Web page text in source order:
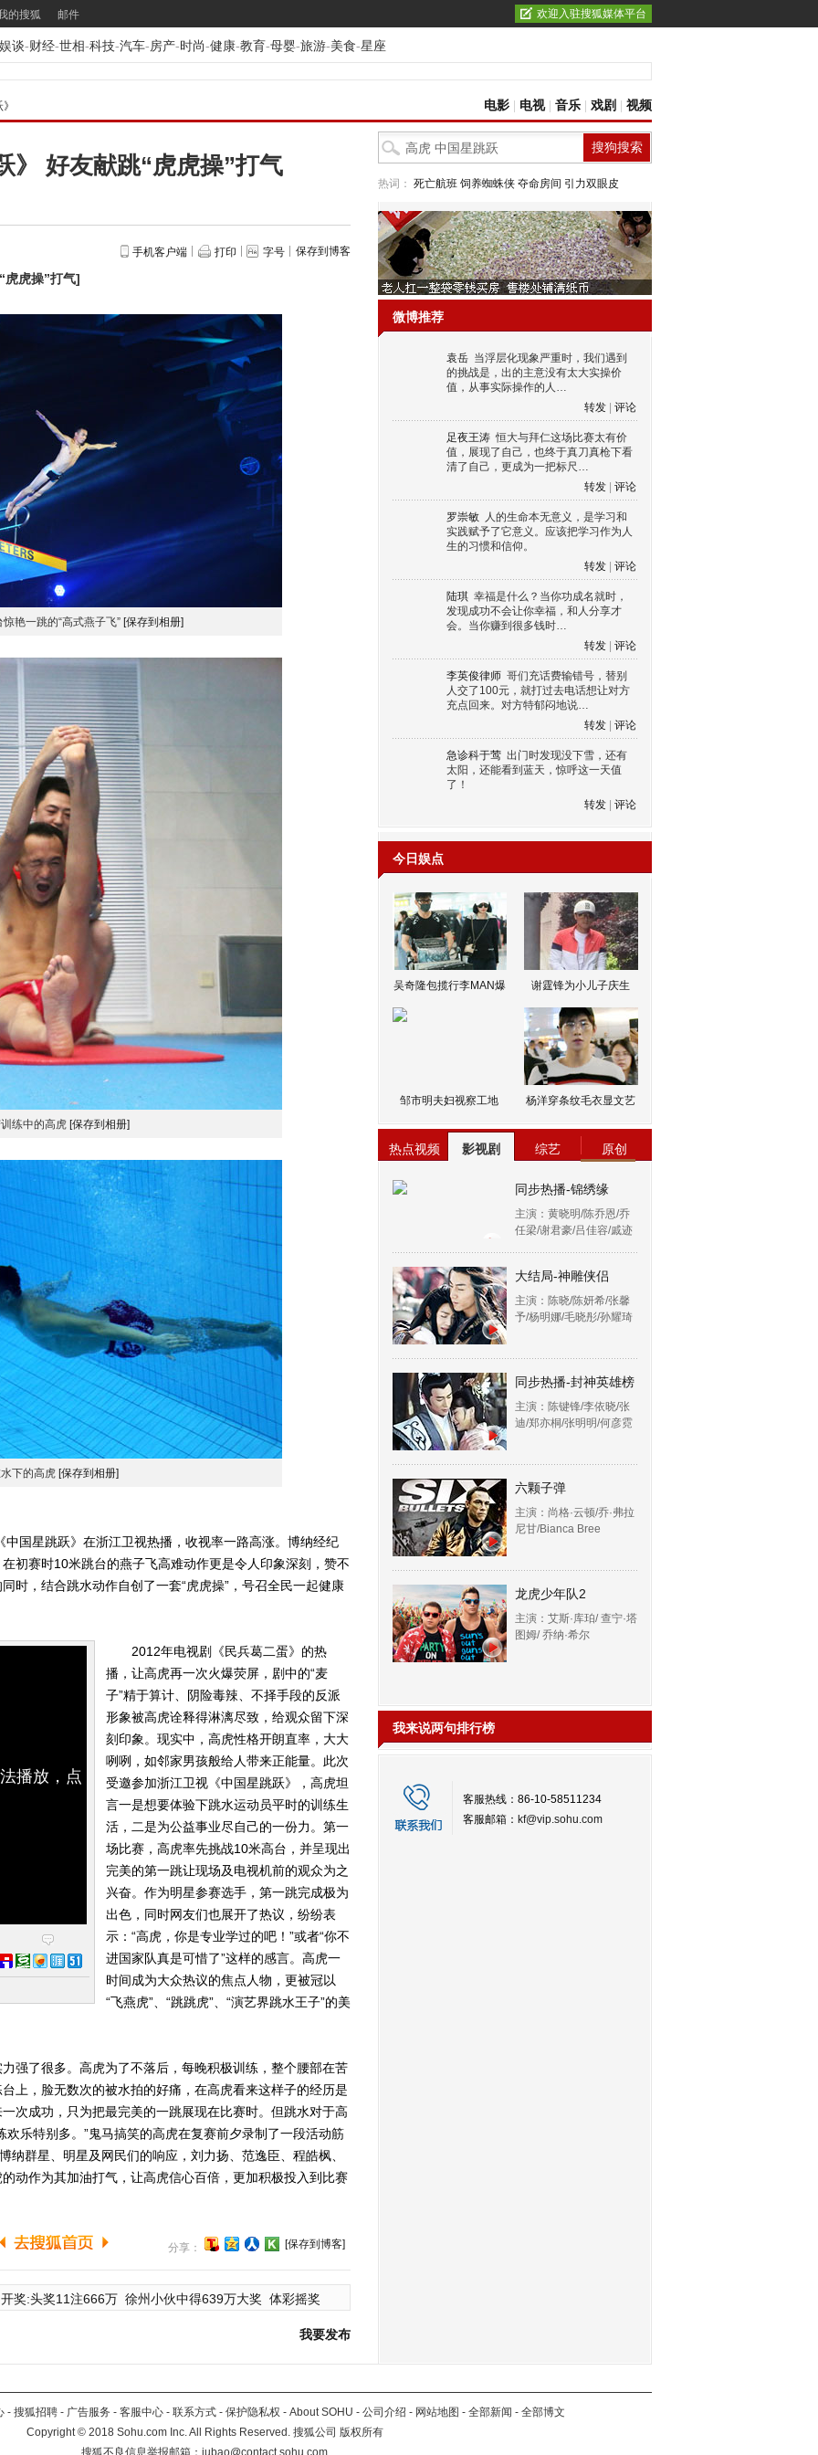
的搜狐 邮件 欢迎入驻搜狐媒体平台
娱谈-财经-世相-科技-汽车-房产-时尚-健康-教育-母婴-旅游-美食-星座
电影 电视| 音乐 戏剧 视频
》 好友献跳“虎虎操”打气
手机客户端 打印 字号 保存到博客
虎虎操”打气]
艳一跳的“高式燕子飞” [保存到相册]
练中的高虎 [保存到相册]
下的高虎 [保存到相册]
星跳跃》在浙江卫视热播，收视率一路高涨。博纳经纪
初赛时10米跳台的燕子飞高难动作更是令人印象深刻，赞不
时，结合跳水动作自创了一套“虎虎操”，号召全民一起健康
播放，点
2012年电视剧《民兵葛二蛋》的热
播，让高虎再一次火爆荧屏，剧中的“麦
子”精于算计、阴险毒辣、不择手段的反派
形象被高虎诠释得淋漓尽致，给观众留下深
刻印象。现实中，高虎性格开朗直率，大大
咧咧，如邻家男孩般给人带来正能量。此次
受邀参加浙江卫视《中国星跳跃》，高虎坦
言一是想要体验下跳水运动员平时的训练生
活，二是为公益事业尽自己的一份力。第一
场比赛，高虎率先挑战10米高台，并呈现出
完美的第一跳让现场及电视机前的观众为之
兴奋。作为明星参赛选手，第一跳完成极为
出色，同时网友们也展开了热议，纷纷表
示：“高虎，你是专业学过的吧！”或者“你不
进国家队真是可惜了”这样的感言。高虎一
时间成为大众热议的焦点人物，更被冠以
“飞燕虎”、“跳跳虎”、“演艺界跳水王子”的美
了很多。高虎为了不落后，每晚积极训练，整个腰部在苦
上，脸无数次的被水拍的好痛，在高虎看来这样子的经历是
次成功，只为把最完美的一跳展现在比赛时。但跳水对于高
乐特别多。”鬼马搞笑的高虎在复赛前夕录制了一段活动筋
纳群星、明星及网民们的响应，刘力扬、范逸臣、程皓枫、
动作为其加油打气，让高虎信心百倍，更加积极投入到比赛
分享： [保存到博客]
奖:头奖11注666万 徐州小伙中得639万大奖 体彩摇奖
我要发布
热词： 死亡航班 饲养蜘蛛侠 夺命房间 引力双眼皮
微博推荐
袁岳 当浮层化现象严重时，我们遇到
的挑战是，出的主意没有太大实操价
值，从事实际操作的人…
转发
评论
足夜王涛 恒大与拜仁这场比赛太有价
值，展现了自己，也终于真刀真枪下看
清了自己，更成为一把标尺…
转发
评论
罗崇敏 人的生命本无意义，是学习和
实践赋予了它意义。应该把学习作为人
生的习惯和信仰。
转发
评论
陆琪 幸福是什么？当你功成名就时，
发现成功不会让你幸福，和人分享才
会。当你赚到很多钱时…
转发
评论
李英俊律师 哥们充话费输错号，替别
人交了100元，就打过去电话想让对方
充点回来。对方特郁闷地说…
转发
评论
急诊科于莺 出门时发现没下雪，还有
太阳，还能看到蓝天，惊呼这一天值
了！
转发
评论
今日娱点
吴奇隆包揽行李MAN爆 谢霆锋为小儿子庆生
邹市明夫妇视察工地 杨洋穿条纹毛衣显文艺
热点视频 影视剧 综艺 原创
同步热播-锦绣缘
主演：黄晓明/陈乔恩/乔
任梁/谢君豪/吕佳容/戚迹
大结局-神雕侠侣
主演：陈晓/陈妍希/张馨
予/杨明娜/毛晓彤/孙耀琦
同步热播-封神英雄榜
主演：陈键锋/李依晓/张
迪/郑亦桐/张明明/何彦霓
六颗子弹
主演：尚格·云顿/乔·弗拉
尼甘/Bianca Bree
龙虎少年队2
主演：艾斯·库珀/ 查宁·塔
图姆/ 乔纳·希尔
我来说两句排行榜
客服热线：86-10-58511234
客服邮箱： kf@vip.sohu.com
- 搜狐招聘 - 广告服务 - 客服中心 - 联系方式 - 保护隐私权 - About SOHU - 公司介绍 - 网站地图 - 全部新闻 - 全部博文
Copyright©2018 Sohu.com Inc. All Rights Reserved. 搜狐公司 版权所有
搜狐不良信息举报邮箱： jubao@contact.sohu.com